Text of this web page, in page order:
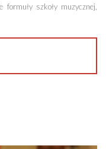
szkoły muzycznej,